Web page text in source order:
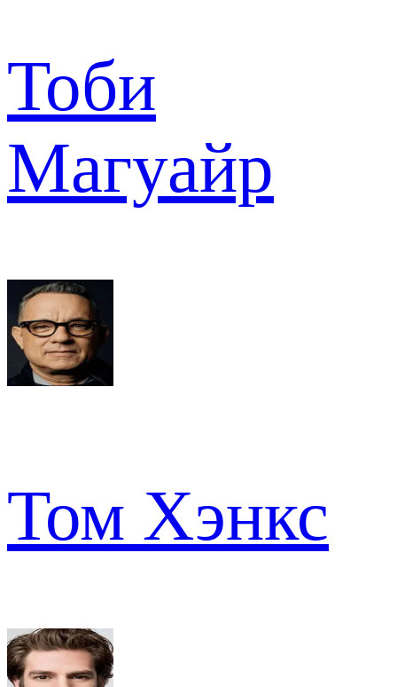
Тоби
Магуайр
Том Хэнкс